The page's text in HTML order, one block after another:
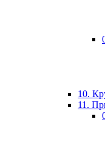
10.
11.